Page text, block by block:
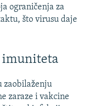
ograničenja za
što virusu daje
imuniteta
zaobilaženju
zaraze i vakcine